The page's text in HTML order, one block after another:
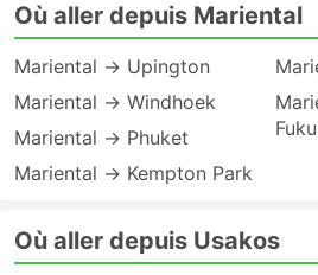
Où aller depuis Mariental
Mariental → Upington
Mariental → Windhoek
Mariental → Phuket
Mariental → Kempton Park
Où aller depuis Usakos